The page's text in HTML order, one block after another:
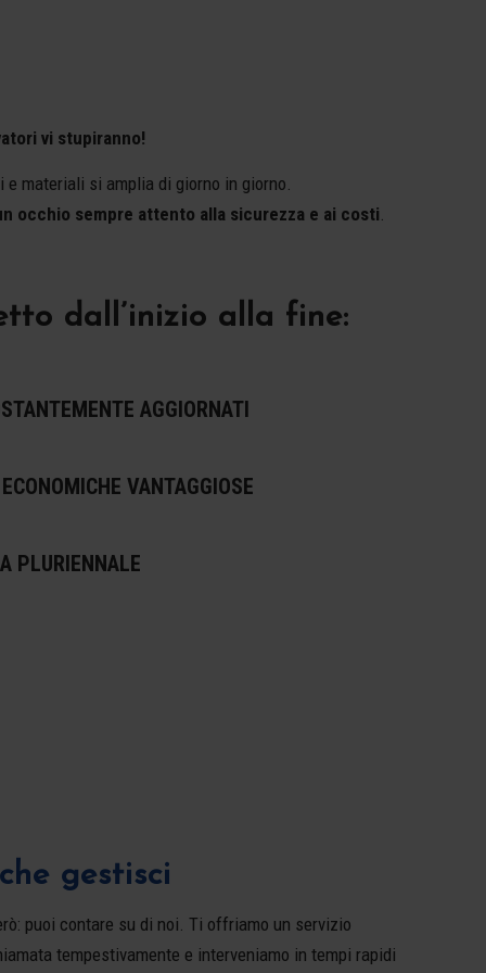
vi stupiranno!
materiali si amplia di giorno in giorno.
occhio sempre attento alla sicurezza e ai costi.
dall’inizio alla fine:
AGGIORNATI
VANTAGGIOSE
PLURIENNALE
gestisci
puoi contare su di noi. Ti offriamo un servizio
tempestivamente e interveniamo in tempi rapidi